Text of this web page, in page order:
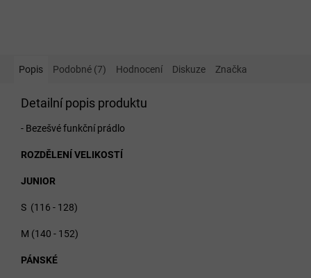
Popis Podobné (7) Hodnocení Diskuze Značka
Detailní popis produktu
- Bezešvé funkční prádlo
ROZDĚLENÍ VELIKOSTÍ
JUNIOR
S (116 - 128)
M (140 - 152)
PÁNSKÉ